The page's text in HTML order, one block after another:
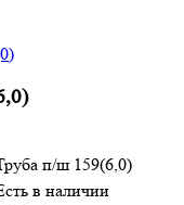
п/ш 159(6,0)
в наличии